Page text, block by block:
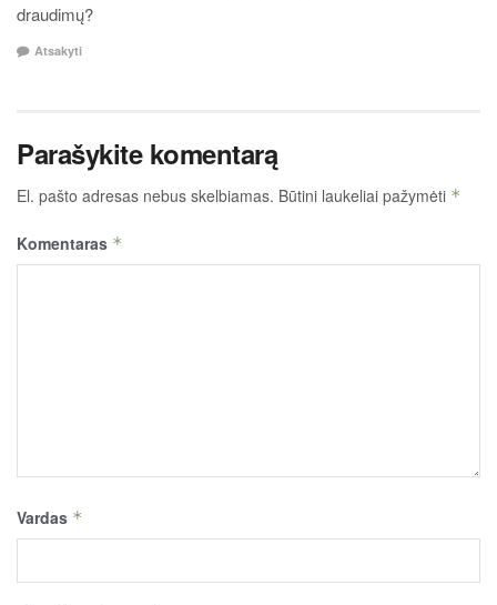
draudimų?
Atsakyti
Parašykite komentarą
El. pašto adresas nebus skelbiamas. Būtini laukeliai pažymėti *
Komentaras *
Vardas *